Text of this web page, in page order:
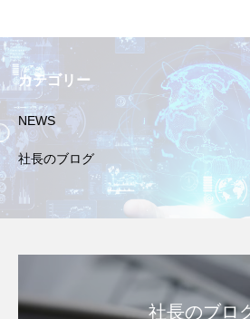
カテゴリー
NEWS
社長のブログ
社長のブロ